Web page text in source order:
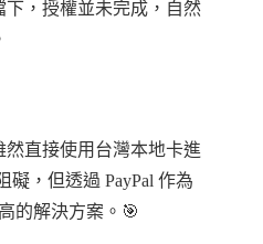
，授權並未完成，自然
然直接使用台灣本地卡進
礙，但透過 PayPal 作為
的解決方案。🎯